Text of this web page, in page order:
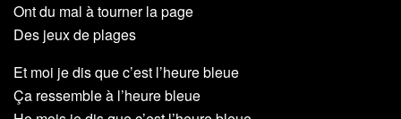
Ont du mal à tourner la page
Des jeux de plages
Et moi je dis que c’est l’heure bleue
Ça ressemble à l’heure bleue